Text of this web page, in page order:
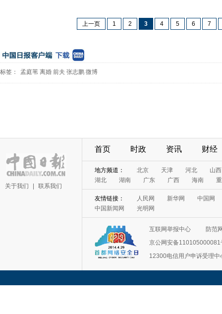
上一页 1 2 3 4 5 6 7
标签： 孟庭苇 离婚 前夫 张志鹏 微博
关于我们 联系我们
首页 时政 资讯 财经
地方频道： 北京 天津 河北
山西
湖北
湖南 广东 广西 海南
友情链接： 人民网 新华网
中国网
中国新闻网
光明网
互联网举报中心
防范
京公网安备110105000081
12300电信用户申诉受理中